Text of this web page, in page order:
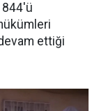
844'ü
ettiği